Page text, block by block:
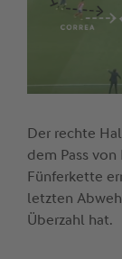
Der rechte
dem Pass von
Fünferkette
letzten
Überzahl hat.